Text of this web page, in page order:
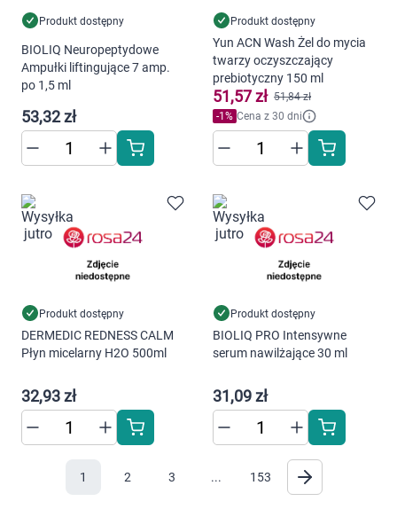
Korzystamy z plików cookies w celu
dostosowania zawartości serwisu do Twoich
preferencji. Więcej informacji znajdziesz w
naszejpolityce prywatności. Możesz określić
warunki przechowywania lub dostępu do
cookies poprzez kliknięcie przycisku
"Ustawienia" lub możesz zaakceptować
ustawienia wszystkich cookies klikając
AKCEPTUJĘ WSZYSTKIE
Produkt dostępny
BIOLIQ Neuropeptydowe
Ampułki liftingujące 7 amp.
po 1,5 ml
53,32 zł
Produkt dostępny
Yun ACN Wash Żel do mycia
twarzy oczyszczający
prebiotyczny 150 ml
51,57 zł 51,84 zł
-1 % Cena z 30 dni
Produkt dostępny
DERMEDIC REDNESS CALM
Płyn micelarny H2O 500ml
32,93 zł
Produkt dostępny
BIOLIQ PRO Intensywne
serum nawilżające 30 ml
31,09 zł
1 2 3 ... 153